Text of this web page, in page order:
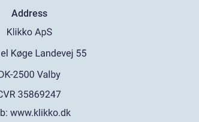
Address
www.klikko.dk